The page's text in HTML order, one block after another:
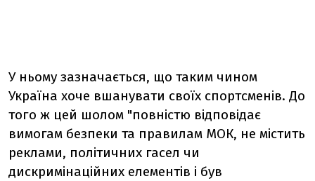
У ньому зазначається, що таким чином
Україна хоче вшанувати своїх спортсменів. До
того ж цей шолом "повністю відповідає
вимогам безпеки та правилам МОК, не містить
реклами, політичних гасел чи
дискримінаційних елементів і був